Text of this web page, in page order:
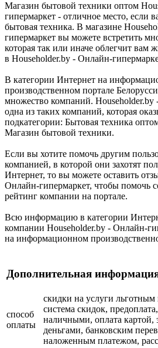
Магазин бытовой техники оптом
гипермаркет - отличное место, если
бытовая техника. В магазине
гипермаркет вы можете встретить
которая так или иначе облегчит вам
в Householder.by - Онлайн-
В категории Интернет на
производственном портале
множество компаний.
одна из таких компаний, которая
подкатегории: Бытовая техника
Магазин бытовой техники.
Если вы хотите помочь другим
компанией, в которой они захотят
Интернет, то вы можете оставить
Онлайн-гипермаркет, чтобы помочь
рейтинг компании на портале.
Всю информацию в категории
компании Householder.by - Онлайн-
на информационном
Дополнительная
способ
оплаты
скидки на услуги льготным
система скидок,
наличными, оплата картой,
деньгами, банковским
наложенным платежом,